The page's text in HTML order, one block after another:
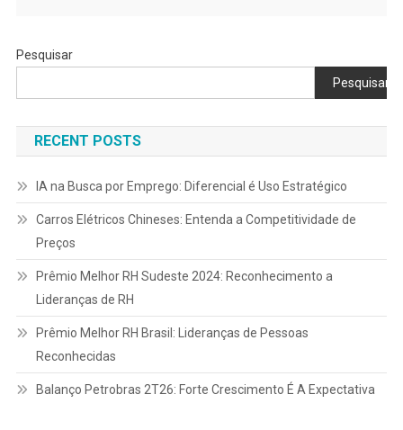
Pesquisar
Pesquisar
RECENT POSTS
IA na Busca por Emprego: Diferencial é Uso Estratégico
Carros Elétricos Chineses: Entenda a Competitividade de
Preços
Prêmio Melhor RH Sudeste 2024: Reconhecimento a
Lideranças de RH
Prêmio Melhor RH Brasil: Lideranças de Pessoas
Reconhecidas
Balanço Petrobras 2T26: Forte Crescimento É A Expectativa